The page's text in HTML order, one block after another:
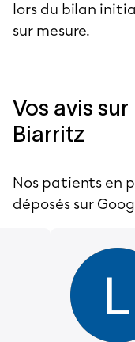
lors du bilan
sur mesure.
Vos avis
Biarritz
Nos patients en
déposés sur